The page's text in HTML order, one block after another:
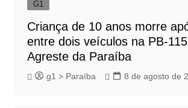
G1
Criança de 10 anos morre
entre dois veículos na PB-
Agreste da Paraíba
g1 > Paraíba 8 de agosto de